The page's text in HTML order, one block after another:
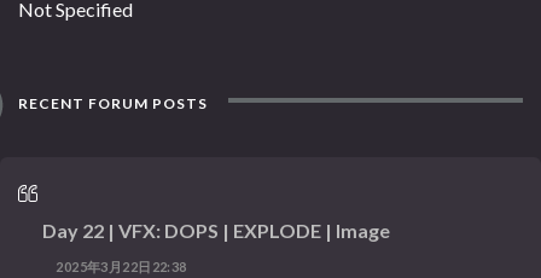
Not Specified
RECENT FORUM POSTS
Day 22 | VFX: DOPS | EXPLODE | Image
2025年3月22日22:38